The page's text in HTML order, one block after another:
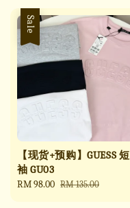
Sale
【现货+预购】GUESS 短
袖 GU03
Sale
RM 98.00 Regular
RM 135.00